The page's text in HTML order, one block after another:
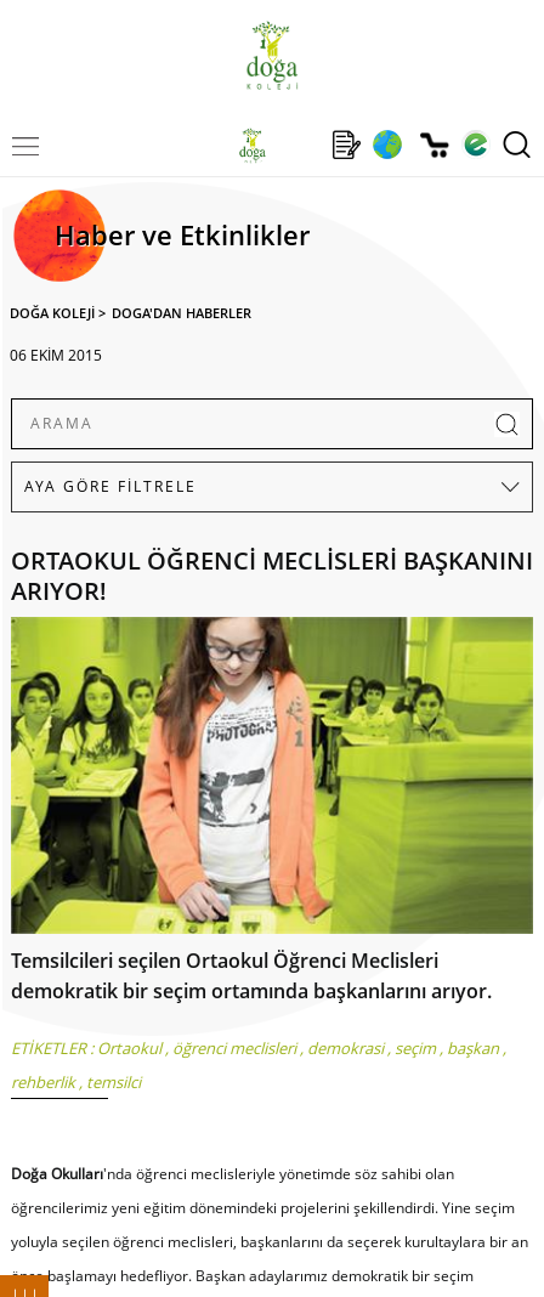
Haber ve Etkinlikler
DOĞA KOLEJİ > DOGA'DAN HABERLER
06 EKİM 2015
ORTAOKUL ÖĞRENCİ MECLİSLERİ BAŞKANINI
ARIYOR!
Temsilcileri seçilen Ortaokul Öğrenci Meclisleri
demokratik bir seçim ortamında başkanlarını arıyor.
ETİKETLER :Ortaokul, öğrenci meclisleri, demokrasi,seçim, başkan,
rehberlik, temsilci
Doğa Okulları'nda öğrenci meclisleriyle yönetimde söz sahibi olan
öğrencilerimiz yeni eğitim dönemindeki projelerini şekillendirdi. Yine seçim
yoluyla seçilen öğrenci meclisleri, başkanlarını da seçerek kurultaylara bir an
önce başlamayı hedefliyor. Başkan adaylarımız demokratik bir seçim